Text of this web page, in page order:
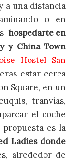
a una distancia
o en
hospedarte en
y China Town
Hostel San
estar cerca
Square, en un
tranvías,
el coche
es la
Ladies donde
alrededor de